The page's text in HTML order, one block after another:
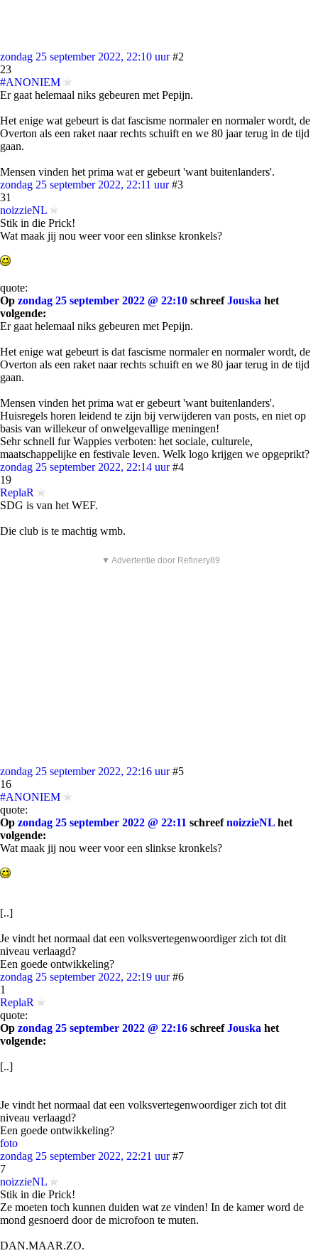
zondag 25 september 2022, 22:10 uur #2
23
#ANONIEM
Er gaat helemaal niks gebeuren met Pepijn.
Het enige wat gebeurt is dat fascisme normaler en normaler wordt, de
Overton als een raket naar rechts schuift en we 80 jaar terug in de tijd
gaan.
Mensen vinden het prima wat er gebeurt 'want buitenlanders'.
zondag 25 september 2022, 22:11 uur #3
31
noizzieNL
Stik in die Prick!
Wat maak jij nou weer voor een slinkse kronkels?
quote:
Op zondag 25 september 2022 @ 22:10 schreefJouska het
volgende:
Er gaat helemaal niks gebeuren met Pepijn.
Het enige wat gebeurt is dat fascisme normaler en normaler wordt, de
Overton als een raket naar rechts schuift en we 80 jaar terug in de tijd
gaan.
Mensen vinden het prima wat er gebeurt 'want buitenlanders'.
Huisregels horen leidend te zijn bij verwijderen van posts, en niet op
basis van willekeur of onwelgevallige meningen!
Sehr schnell fur Wappies verboten: het sociale, culturele,
maatschappelijke en festivale leven. Welk logo krijgen we opgeprikt?
zondag 25 september 2022, 22:14 uur #4
19
ReplaR
SDG is van het WEF.
Die club is te machtig wmb.
▼ Advertentie door Refinery89
zondag 25 september 2022, 22:16 uur #5
16
#ANONIEM
quote:
Op zondag 25 september 2022 @ 22:11 schreefnoizzieNL het
volgende:
Wat maak jij nou weer voor een slinkse kronkels?
[..]
Je vindt het normaal dat een volksvertegenwoordiger zich tot dit
niveau verlaagd?
Een goede ontwikkeling?
zondag 25 september 2022, 22:19 uur #6
1
ReplaR
quote:
Op zondag 25 september 2022 @ 22:16 schreefJouska het
volgende:
[..]
Je vindt het normaal dat een volksvertegenwoordiger zich tot dit
niveau verlaagd?
Een goede ontwikkeling?
foto
zondag 25 september 2022, 22:21 uur #7
7
noizzieNL
Stik in die Prick!
Ze moeten toch kunnen duiden wat ze vinden! In de kamer word de
mond gesnoerd door de microfoon te muten.
DAN.MAAR.ZO.